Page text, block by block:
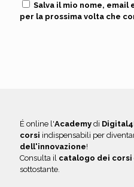
Salva il mio nome,
per la prossima volta che
É online l'Academy di
corsi indispensabili per
dell'innovazione!
Consulta il catalogo dei corsi
sottostante.